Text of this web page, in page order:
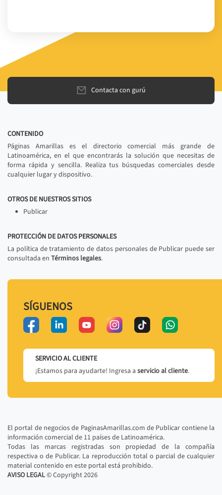
Contacta con gurú
CONTENIDO
Páginas Amarillas es el directorio comercial más grande de
Latinoamérica, en el que encontrarás la solución que necesitas de
forma rápida y sencilla. Realiza tus búsquedas comerciales desde
cualquier lugar y dispositivo.
OTROS DE NUESTROS SITIOS
Publicar
PROTECCIÓN DE DATOS PERSONALES
La política de tratamiento de datos personales de Publicar puede ser
consultada en Términos legales.
SÍGUENOS
SERVICIO AL CLIENTE
¡Estamos para ayudarte! Ingresa a servicio al cliente.
El portal de negocios de PaginasAmarillas.com de Publicar contiene la
información comercial de 11 países de Latinoamérica.
Todas las marcas registradas son propiedad de la compañía
respectiva o de Publicar. La reproducción total o parcial de cualquier
material contenido en este portal está prohibido.
AVISO LEGAL© Copyright2026